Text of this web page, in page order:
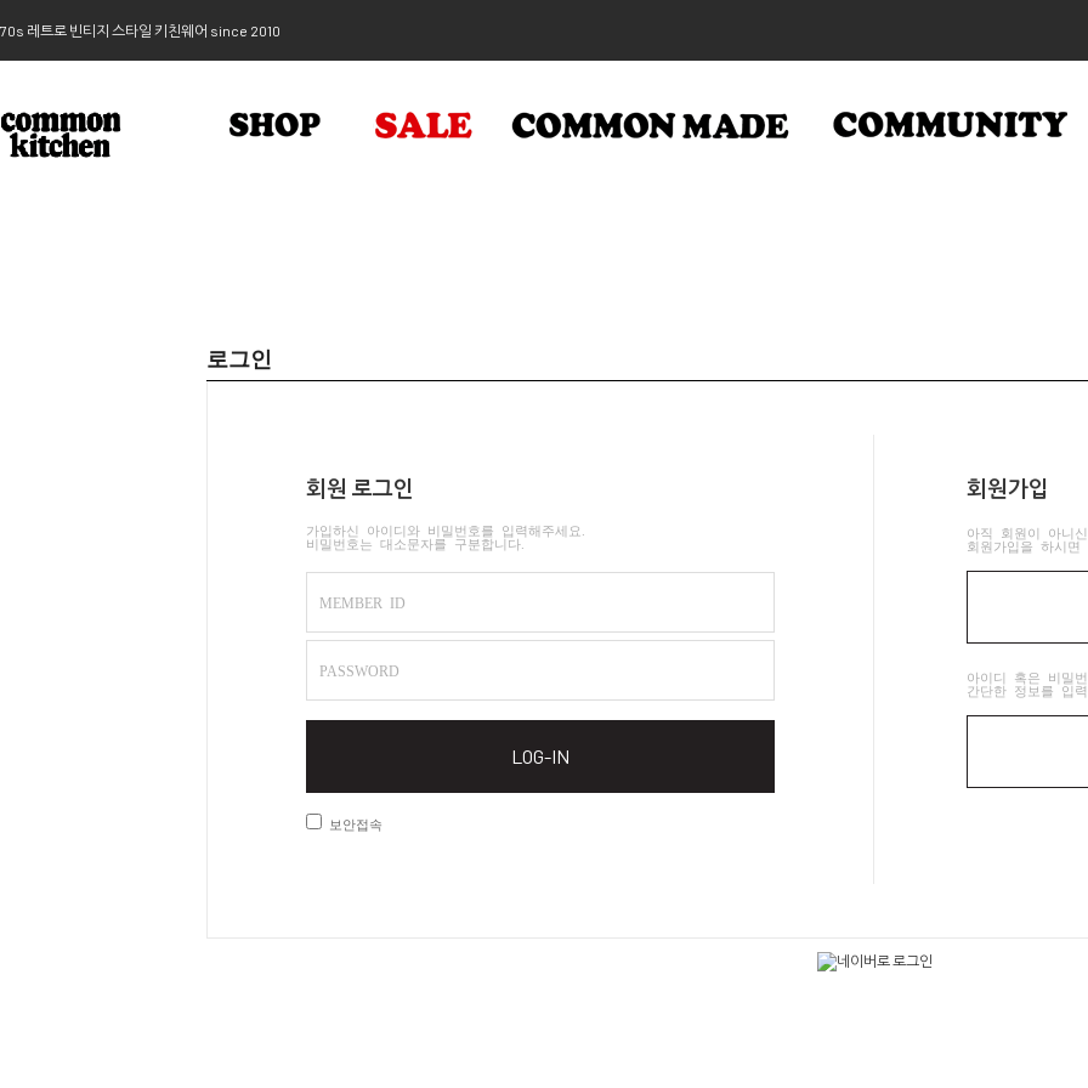
70s 레트로 빈티지 스타일 키친웨어 since 2010
로그인
회원 로그인
가입하신 아이디와 비밀번호를 입력해주세요.
비밀번호는 대소문자를 구분합니다.
MEMBER ID
PASSWORD
LOG-IN
보안접속
회원가입
아직 회원이 아니신
회원가입을 하시
아이디 혹은 비밀
간단한 정보를 입